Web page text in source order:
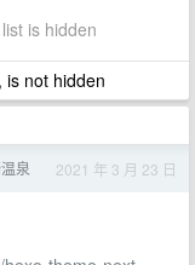
is hidden
not hidden
泉 2021 年 3 月 23 日